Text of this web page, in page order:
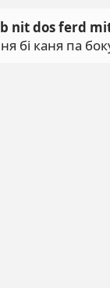
nit dos ferd
бі каня па